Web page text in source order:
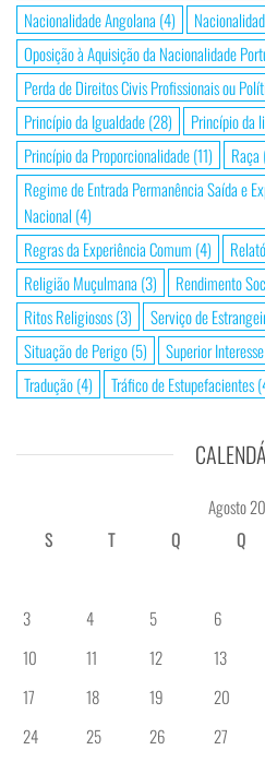
Nacionalidade Angolana (4)
Oposição à Aquisição da Nacionalidade
Perda de Direitos Civis Profissionais ou
Princípio da Igualdade(28) Princípio da
Princípio da Proporcionalidade(11) Raça
Regime de Entrada Permanência Saída e
Nacional (4)
Regras da Experiência Comum (4)
Religião Muçulmana (3) Rendimento
Ritos Religiosos(3) Serviço de
Situação de Perigo(5) Superior
Tradução(4) Tráfico de Estupefacientes
Agosto
S
T Q Q
3
4 5 6
10
11 12 13
17
18 19 20
24
25 26 27